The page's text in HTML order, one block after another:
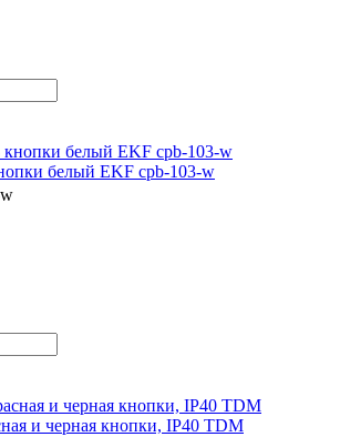
белый EKF cpb-103-w
и черная кнопки, IP40 TDM